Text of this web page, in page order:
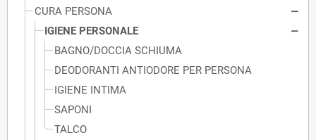
CURA PERSONA
IGIENE PERSONALE
BAGNO/DOCCIA SCHIUMA
DEODORANTI ANTIODORE PER PERSONA
IGIENE INTIMA
SAPONI
TALCO